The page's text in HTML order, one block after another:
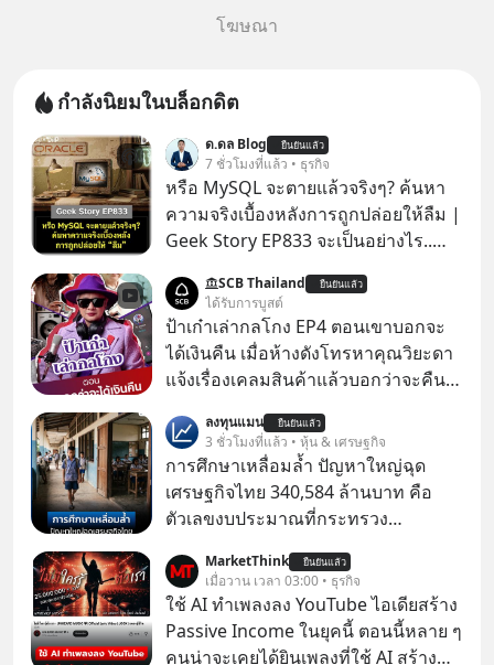
โฆษณา
กำลังนิยมในบล็อกดิต
ด.ดล Blog ยืนยันแล้ว
7 ชั่วโมงที่แล้ว • ธุรกิจ
หรือ MySQL จะตายแล้วจริงๆ? ค้นหา
ความจริงเบื้องหลังการถูกปล่อยให้ลืม |
Geek Story EP833 จะเป็นอย่างไร..
กว่าครึ่งโลก ถูกมหาเศรษฐีคู่แข่งทุ่มเงิน
ซื้อกิจการไป? นี่คือเรื่องจริงของ
MySQL ฐานข้อมูลระดับตำนานที่
โปรแกรมเมอร์คนหนึ่งใช้เวลา 27 ปี
เมื่อรู้ว่าผลงานชิ้นเอกกำลังจะตกไปอยู่
ในมือของอาณาจักรที่จ้องจะทำลายมัน
เขาถึงขั้นต้องเขียนจดหมายเปิดผนึก
ขอร้องคนทั้งอินเทอร์เน็ตให้ช่วยหยุดยั้ง
ดีลนี้! เกิดอะไรขึ้นหลังจากการควบรวม
กิจการครั้งประวัติศาสตร์? ยักษ์ใหญ่
ตั้งใจซื้อไปพัฒนาต่อ หรือแค่ซื้อไป “ฆ่า”
ให้พ้นทางกันแน่? และทำไมจุดจบของ
เรื่องนี้ ถึงเป็นการฆาตกรรมแบบสโลว์
SCB Thailand ยืนยันแล้ว
ได้รับการบูสต์
ป้าเก๋าเล่ากลโกง EP4 ตอนเขาบอกจะ
ได้เงินคืน เมื่อห้างดังโทรหาคุณวิยะดา
แจ้งเรื่องเคลมสินค้าแล้วบอกว่าจะคืน
เรื่องจ้อจี้ หาคำตอบได้ที่ “ป้าเก๋าเล่ากล
โกง” EP4 ตอน “เขาบอกว่าจะได้เงิน
คืน” #ป้าเก๋าเล่ากลโกง #แก้เกมกลโกง
#อยู่อย่างยั่งยืน #Cybersecurity #เตือน
ลงทุนแมน ยืนยันแล้ว
3 ชั่วโมงที่แล้ว • หุ้น & เศรษฐกิจ
การศึกษาเหลื่อมล้ำ ปัญหาใหญ่ฉุด
เศรษฐกิจไทย 340,584 ล้านบาท คือ
ตัวเลขงบประมาณที่กระทรวง
รายจ่ายประจำปี 2568 ซึ่งมากที่สุดเป็น
อันดับ 2 รองจากกระทรวงการคลัง
MarketThink ยืนยันแล้ว
เมื่อวาน เวลา 03:00 • ธุรกิจ
ใช้ AI ทำเพลงลง YouTube ไอเดียสร้าง
Passive Income ในยุคนี้ ตอนนี้หลาย ๆ
คนน่าจะเคยได้ยินเพลงที่ใช้ AI สร้าง